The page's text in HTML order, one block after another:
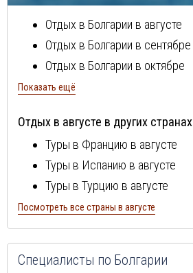
Отдых в Болгарии в августе
Отдых в Болгарии в сентябре
Отдых в Болгарии в октябре
Отдых в Болгарии в ноябре
Отдых в Болгарии в январе
Отдых в Болгарии в феврале
Отдых в Болгарии в марте
Отдых в Болгарии в апреле
Отдых в Болгарии в мае
Отдых в Болгарии в июне
Показать ещё
Отдых в августе в других странах
Туры в Францию в августе
Туры в Испанию в августе
Туры в Турцию в августе
Туры в Португалию в августе
Туры в Италию в августе
Туры в Египет в августе
Туры в Кипр в августе
Посмотреть все страны в августе
Специалисты по Болгарии